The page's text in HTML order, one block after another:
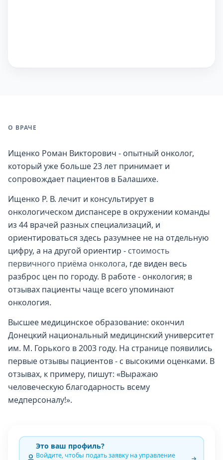
О ВРАЧЕ
Ищенко Роман Викторович - опытный онколог,
который уже больше 23 лет принимает и
сопровождает пациентов в Балашихе.
Ищенко Р. В. лечит и консультирует в
онкологическом диспансере в окружении команды
из 44 врачей разных специализаций, и
ориентироваться здесь разумнее не на отдельную
цифру, а на другой ориентир - стоимость
первичного приёма онколога, где виден весь
разброс цен по городу. В работе - онкология; в
отзывах пациенты чаще всего упоминают
онкология.
Высшее медицинское образование: окончил
Донецкий национальный медицинский университет
им. М. Горького в 2003 году. На странице появились
первые отзывы пациентов - с высокими оценками. В
отзывах, к примеру, пишут: «Выражаю
человеческую благодарность всему
медперсоналу!».
Это ваш профиль?
Войдите, чтобы подать заявку на управление